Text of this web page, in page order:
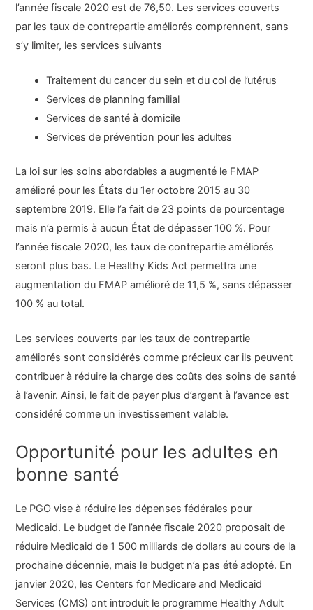
l’année fiscale 2020 est de 76,50. Les services couverts
par les taux de contrepartie améliorés comprennent, sans
s’y limiter, les services suivants
Traitement du cancer du sein et du col de l’utérus
Services de planning familial
Services de santé à domicile
Services de prévention pour les adultes
La loi sur les soins abordables a augmenté le FMAP
amélioré pour les États du 1er octobre 2015 au 30
septembre 2019. Elle l’a fait de 23 points de pourcentage
mais n’a permis à aucun État de dépasser 100 %. Pour
l’année fiscale 2020, les taux de contrepartie améliorés
seront plus bas. Le Healthy Kids Act permettra une
augmentation du FMAP amélioré de 11,5 %, sans dépasser
100 % au total.
Les services couverts par les taux de contrepartie
améliorés sont considérés comme précieux car ils peuvent
contribuer à réduire la charge des coûts des soins de santé
à l’avenir. Ainsi, le fait de payer plus d’argent à l’avance est
considéré comme un investissement valable.
Opportunité pour les adultes en
bonne santé
Le PGO vise à réduire les dépenses fédérales pour
Medicaid. Le budget de l’année fiscale 2020 proposait de
réduire Medicaid de 1 500 milliards de dollars au cours de la
prochaine décennie, mais le budget n’a pas été adopté. En
janvier 2020, les Centers for Medicare and Medicaid
Services (CMS) ont introduit le programme Healthy Adult